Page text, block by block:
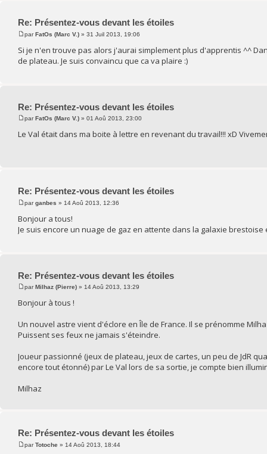
Re: Présentez-vous devant les étoiles
parFatOs (Marc V.) » 31 Juil 2013, 19:06
Si je n'en trouve pas alors j'aurai simplement plus d'apprentis ^^
de plateau. Je suis convaincu que ca va plaire :)
Re: Présentez-vous devant les étoiles
parFatOs (Marc V.) » 01 Aoû 2013, 23:00
Le Val était dans ma boite à lettre en revenant du travail!!! xD
Re: Présentez-vous devant les étoiles
parganbes » 14 Aoû 2013, 12:36
Bonjour a tous!
Je suis encore un nuage de gaz en attente dans la galaxie
Re: Présentez-vous devant les étoiles
parMilhaz (Pierre) » 14 Aoû 2013, 13:29
Bonjour à tous !
Un nouvel astre vient d'éclore en Île de France. Il se prénomme
Puissent ses feux ne jamais s'éteindre.
Joueur passionné (jeux de plateau, jeux de cartes, un peu de JdR
encore tout étonné) par Le Val lors de sa sortie, je compte bien
Milhaz
Re: Présentez-vous devant les étoiles
parTotoche » 14 Aoû 2013, 18:44